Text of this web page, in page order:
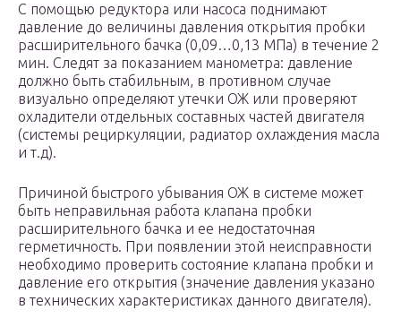
С помощью редуктора или насоса поднимают
давление до величины давления открытия пробки
расширительного бачка (0,09…0,13 МПа) в течение 2
мин. Следят за показанием манометра: давление
должно быть стабильным, в противном случае
визуально определяют утечки ОЖ или проверяют
охладители отдельных составных частей двигателя
(системы рециркуляции, радиатор охлаждения масла
и т.д).
Причиной быстрого убывания ОЖ в системе может
быть неправильная работа клапана пробки
расширительного бачка и ее недостаточная
герметичность. При появлении этой неисправности
необходимо проверить состояние клапана пробки и
давление его открытия (значение давления указано
в технических характеристиках данного двигателя).